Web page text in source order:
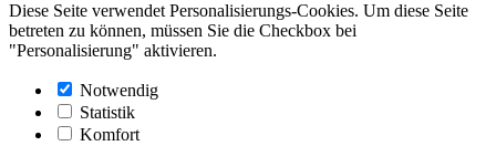
Diese Seite verwendet Personalisierungs-Cookies. Um diese Seite
betreten zu können, müssen Sie die Checkbox bei
"Personalisierung" aktivieren.
Notwendig
Statistik
Komfort